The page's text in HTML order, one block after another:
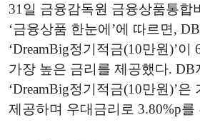
31일 금융감독원 금융상품통합
‘금융상품 한눈에’에 따르면,
‘DreamBig정기적금(10만원)’이
가장 높은 금리를 제공했다. DB
‘DreamBig정기적금(10만원)’은
제공하며 우대금리로 3.80%p를